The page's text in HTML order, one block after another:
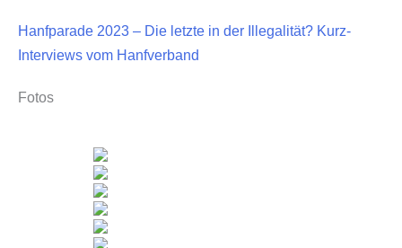
Hanfparade 2023 – Die letzte in der Illegalität? Kurz-​
Interviews vom Hanfverband
Fotos